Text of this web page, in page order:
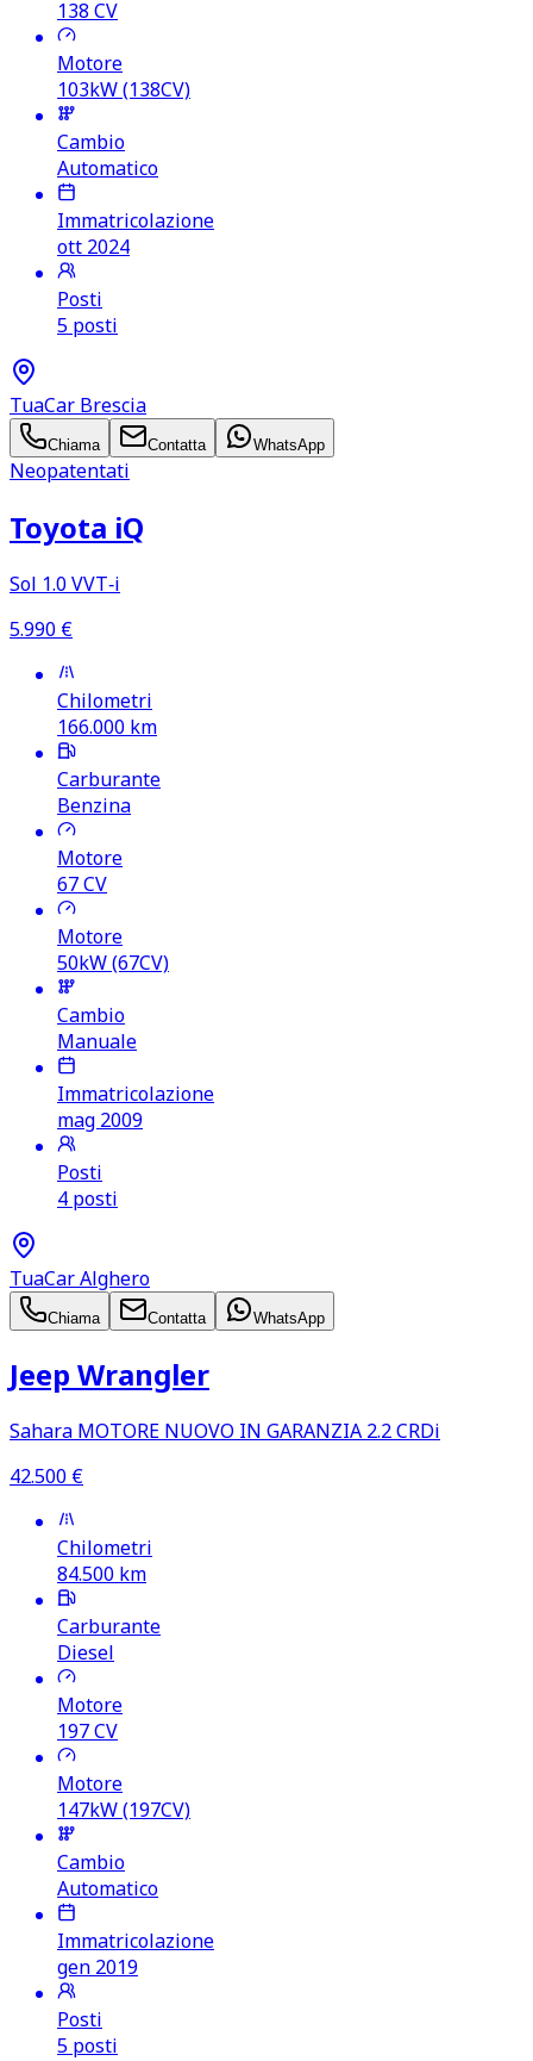
138 CV
Motore
103kW (138CV)
Cambio
Automatico
Immatricolazione
ott 2024
Posti
5 posti
TuaCar Brescia
Chiama Contatta WhatsApp
Neopatentati
Toyota iQ
Sol 1.0 VVT‑i
5.990 €
Chilometri
166.000 km
Carburante
Benzina
Motore
67CV
Motore
50kW (67CV)
Cambio
Manuale
Immatricolazione
mag 2009
Posti
4 posti
TuaCar Alghero
Chiama Contatta WhatsApp
Jeep Wrangler
Sahara MOTORE NUOVO IN GARANZIA 2.2 CRDi
42.500 €
Chilometri
84.500 km
Carburante
Diesel
Motore
197CV
Motore
147kW (197CV)
Cambio
Automatico
Immatricolazione
gen 2019
Posti
5 posti